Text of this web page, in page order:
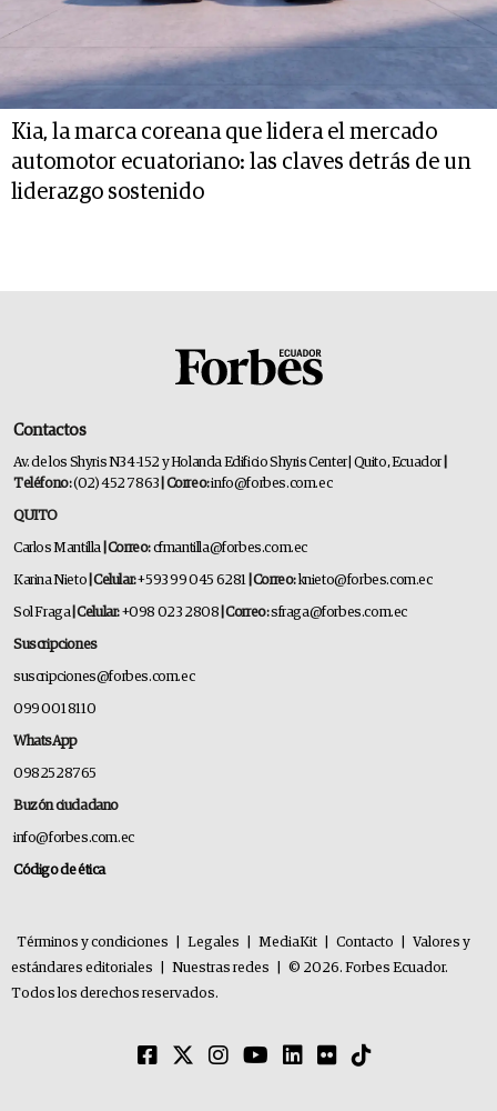
Kia, la marca coreana que lidera el mercado
automotor ecuatoriano: las claves detrás de un
liderazgo sostenido
Contactos
Av. de los Shyris N34-152 y Holanda Edificio Shyris Center | Quito, Ecuador
Teléfono:(02) 452 7863 | Correo:info@forbes.com.ec
QUITO
Carlos Mantilla | Correo:cfmantilla@forbes.com.ec
Karina Nieto | Celular:+593 99 045 6281 | Correo:knieto@forbes.com.ec
Sol Fraga| Celular:+098 023 2808 | Correo:sfraga@forbes.com.ec
Suscripciones
suscripciones@forbes.com.ec
099 001 8110
WhatsApp
0982528765
Buzón ciudadano
info@forbes.com.ec
Código de ética
Términos y condiciones Legales MediaKit Contacto
Valores y
estándares editoriales
Nuestras redes
© 2026. Forbes Ecuador.
Todos los derechos reservados.